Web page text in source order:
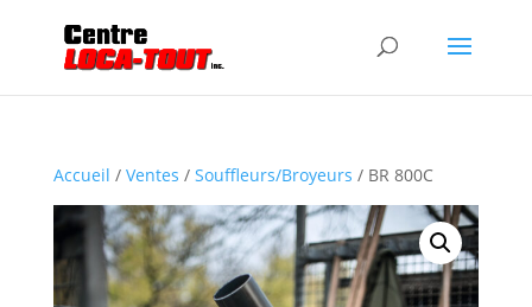
Accueil / Ventes / Souffleurs/Broyeurs / BR 800C